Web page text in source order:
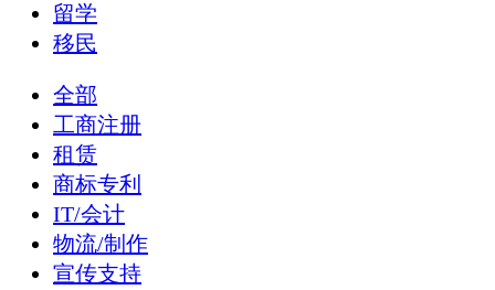
留学
移民
全部
工商注册
租赁
商标专利
IT/会计
物流/制作
宣传支持